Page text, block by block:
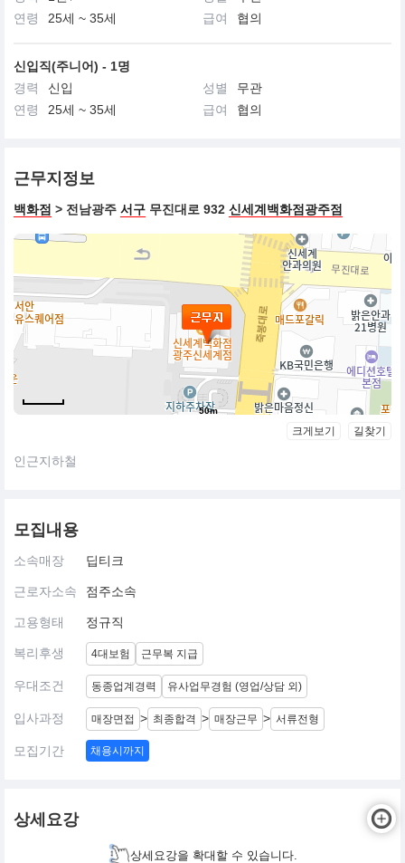
연령
25세 ~ 35세 급여 협의
신입직(주니어) - 1명
경력
신입 성별
무관
연령
25세 ~ 35세 급여 협의
근무지정보
백화점 > 전남광주 서구 무진대로 932 신세계백화점광주점
50m
크게보기 길찾기
인근지하철
모집내용
소속매장 딥티크
근로자소속 점주소속
고용형태 정규직
복리후생 4대보험 근무복 지급
우대조건 동종업계경력 유사업무경험 (영업/상담 외)
입사과정 매장면접 > 최종합격 > 매장근무 > 서류전형
모집기간 채용시까지
상세요강
상세요강을 확대할 수 있습니다.